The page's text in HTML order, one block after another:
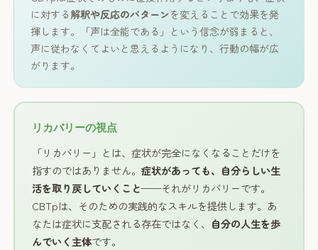
に対する 解釈や反応のパターンを変えることで効果を発
揮します。「声は全能である」という信念が弱まると、
声に従わなくてよいと思えるようになり、行動の幅が広
がります。
リカバリーの視点
「リカバリー」とは、症状が完全になくなることだけを
指すのではありません。症状があっても、自分らしい生
活を取り戻していくこと——それがリカバリーです。
CBTpは、そのための実践的なスキルを提供します。あ
なたは症状に支配される存在ではなく、 自分の人生を歩
んでいく主体です。